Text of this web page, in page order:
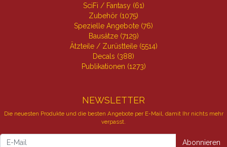
SciFi / Fantasy (61)
Zubehör (1075)
Spezielle Angebote (76)
Bausätze (7129)
Ätzteile / Zurüstteile (5514)
Decals (388)
Publikationen (1273)
NEWSLETTER
Die neuesten Produkte und die besten Angebote per E-Mail, damit Ihr nichts mehr
verpasst.
Abonnieren